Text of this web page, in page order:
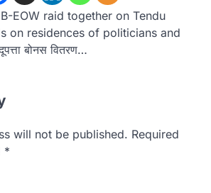
EOW raid together on Tendu
on residences of politicians and
बोनस वितरण…
will not be published. Required
*